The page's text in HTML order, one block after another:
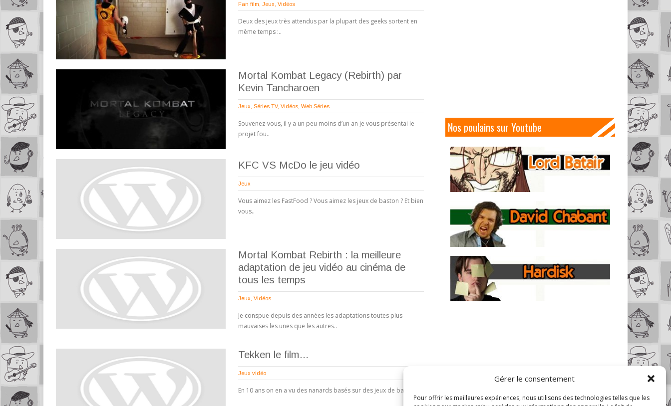
Gérer le consentement
Pour offrir les meilleures expériences, nous utilisons des technologies telles que les
Fan film Jeux Vidéos
Deux des jeux très attendus par la plupart des geeks sortent en
même temps :..
Mortal Kombat Legacy (Rebirth) par
Kevin Tancharoen
Jeux Séries TV, Vidéos Web Séries
Souvenez-vous, il y a un peu moins d’un an je vous présentai le
projet fou..
KFC VS McDo le jeu vidéo
Jeux
Vous aimez les FastFood ? Vous aimez les jeux de baston ? Et bien
vous..
Mortal Kombat Rebirth : la meilleure
adaptation de jeu vidéo au cinéma de
tous les temps
Jeux Vidéos
Je conspue depuis des années les adaptations toutes plus
mauvaises les unes que les autres..
Tekken le film…
Jeux vidéo
En 10 ans on en a vu des nanards basés sur des jeux de baston..
Nos poulains sur Youtube